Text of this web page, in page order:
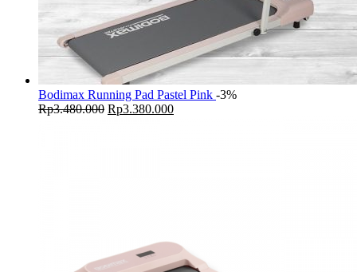
Bodimax Running Pad Pastel Pink -3%
Rp3.480.000 Original
Rp3.380.000Current